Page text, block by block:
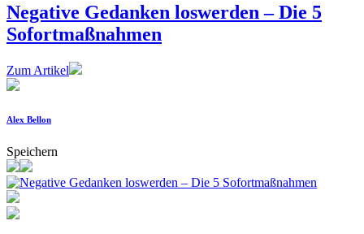
Negative Gedanken loswerden – Die 5
Sofortmaßnahmen
Zum Artikel
Alex Bellon
Speichern